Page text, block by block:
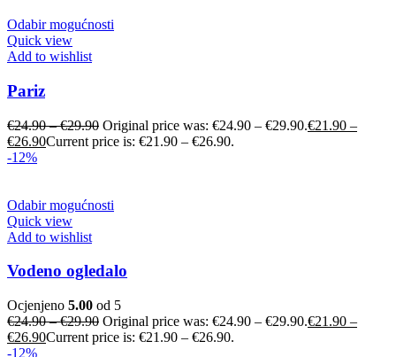
Odabir mogućnosti
Quick view
Add to wishlist
Pariz
€24.90–€29.90 Original price was: €24.90 – €29.90.€21.90 –
€26.90Current price is: €21.90 – €26.90.
-12%
Odabir mogućnosti
Quick view
Add to wishlist
Vodeno ogledalo
Ocjenjeno 5.00 od 5
€24.90–€29.90 Original price was: €24.90 – €29.90.€21.90 –
€26.90Current price is: €21.90 – €26.90.
-12%